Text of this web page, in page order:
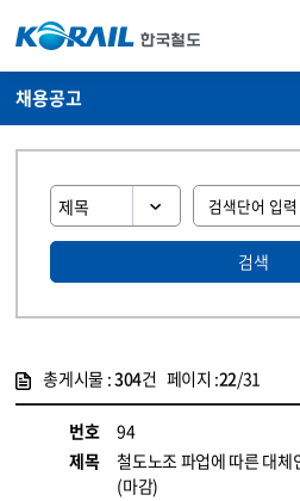
채용공고
검색
총게시물 :304건 페이지 :22/31
번호
94
제목
철도노조 파업에 따른 대
(마감)